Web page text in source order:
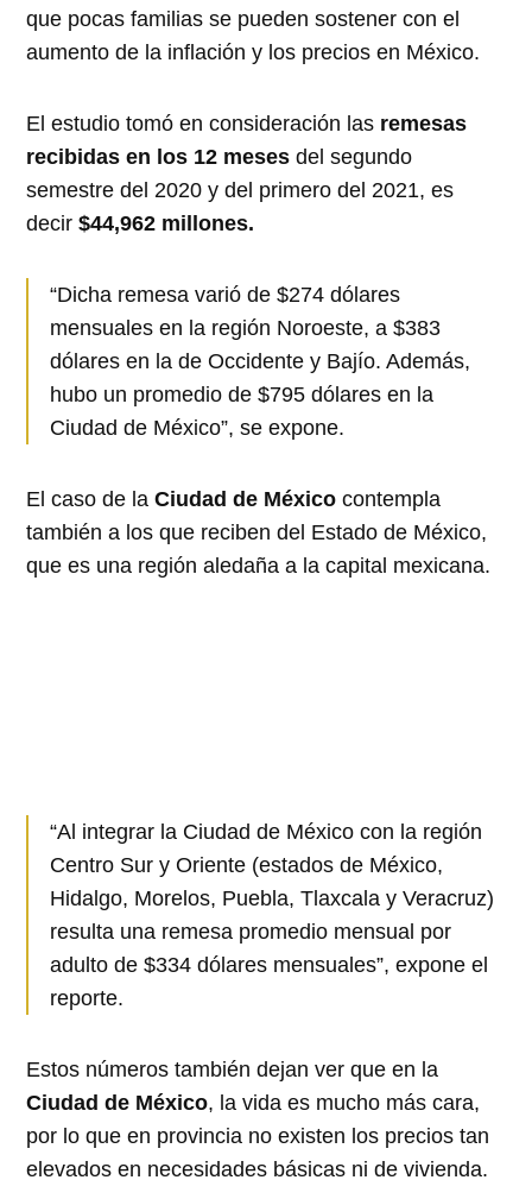
que pocas familias se pueden sostener con el
aumento de la inflación y los precios en México.
El estudio tomó en consideración las remesas
recibidas en los 12 mesesdel segundo
semestre del 2020 y del primero del 2021, es
decir$44,962 millones.
“Dicha remesa varió de $274 dólares
mensuales en la región Noroeste, a $383
dólares en la de Occidente y Bajío. Además,
hubo un promedio de $795 dólares en la
Ciudad de México”, se expone.
El caso de laCiudad de México contempla
también a los que reciben del Estado de México,
que es una región aledaña a la capital mexicana.
“Al integrar la Ciudad de México con la región
Centro Sur y Oriente (estados de México,
Hidalgo, Morelos, Puebla, Tlaxcala y Veracruz)
resulta una remesa promedio mensual por
adulto de $334 dólares mensuales”, expone el
reporte.
Estos números también dejan ver que en la
Ciudad de México, la vida es mucho más cara,
por lo que en provincia no existen los precios tan
elevados en necesidades básicas ni de vivienda.